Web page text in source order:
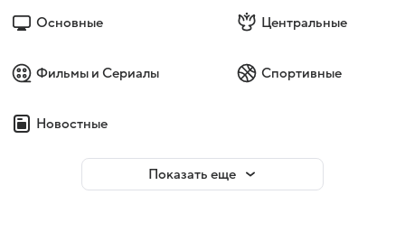
Основные Центральные
Фильмы и Сериалы Спортивные
Новостные
Показать еще